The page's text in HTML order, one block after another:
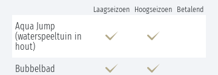
Laagseizoen Hoogseizoen Betalend
Aqua Jump
(waterspeeltuin in
hout)
Bubbelbad